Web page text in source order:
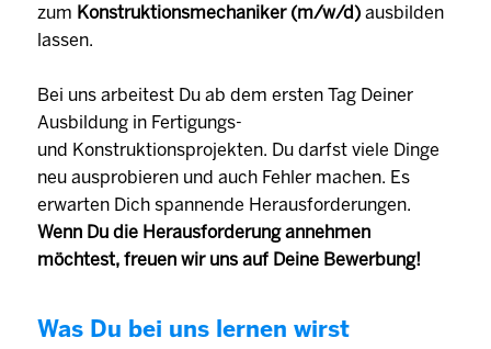
zum Konstruktionsmechaniker (m/w/d) ausbilden
lassen.
Bei uns arbeitest Du ab dem ersten Tag Deiner
Ausbildung in Fertigungs-
und Konstruktionsprojekten. Du darfst viele Dinge
neu ausprobieren und auch Fehler machen. Es
erwarten Dich spannende Herausforderungen.
Wenn Du die Herausforderung annehmen
möchtest, freuen wir uns auf Deine Bewerbung!
Was Du bei uns lernen wirst